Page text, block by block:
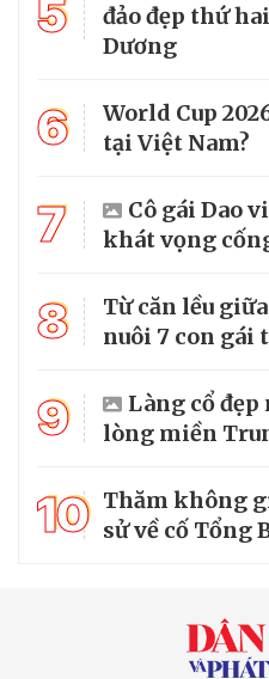
5
đảo đẹp thứ
Dương
6
World Cup
tại Việt Nam?
7
Cô gái Dao
khát vọng
8
Từ căn lều
nuôi 7 con gái
9
Làng cổ
lòng miền
10 Thăm không
sử về cố Tổng